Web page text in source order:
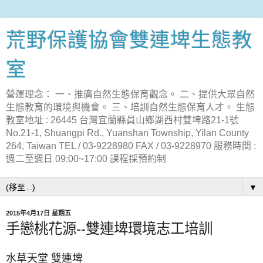
荒野保護協會雙連埤生態教
室
營運理念： 一、推廣自然生態保育觀念。 二、提供大眾自然
生態教育的環境與機會。 三、培訓自然生態保育人才。 生態
教室地址 : 26445 台灣宜蘭縣員山鄉湖西村雙埤路21-1號
No.21-1, Shuangpi Rd., Yuanshan Township, Yilan County
264, Taiwan TEL / 03-9228980 FAX / 03-9228970 服務時間 :
週二至週日 09:00~17:00 課程採預約制
▼
2015年4月17日 星期五
手戀桃花源--雙連埤環境志工培訓
水草天堂 雙連埤